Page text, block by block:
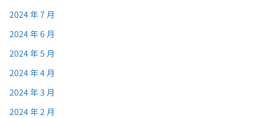
2024 年 7 月
2024 年 6 月
2024 年 5 月
2024 年 4 月
2024 年 3 月
2024 年 2 月